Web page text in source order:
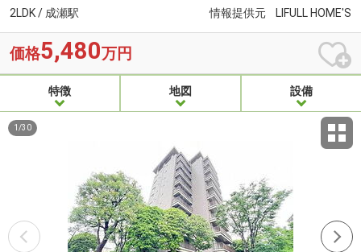
2LDK / 成瀬駅 情報提供元 LIFULL HOME'S
価格5,480万円
特徴 地図 設備
1 /30